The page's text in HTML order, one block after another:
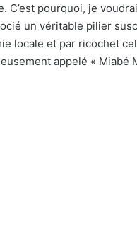
C’est pourquoi, je
un véritable pilier
locale et par ricochet
appelé «